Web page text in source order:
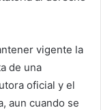
vigente la
de una
oficial y el
aun cuando se